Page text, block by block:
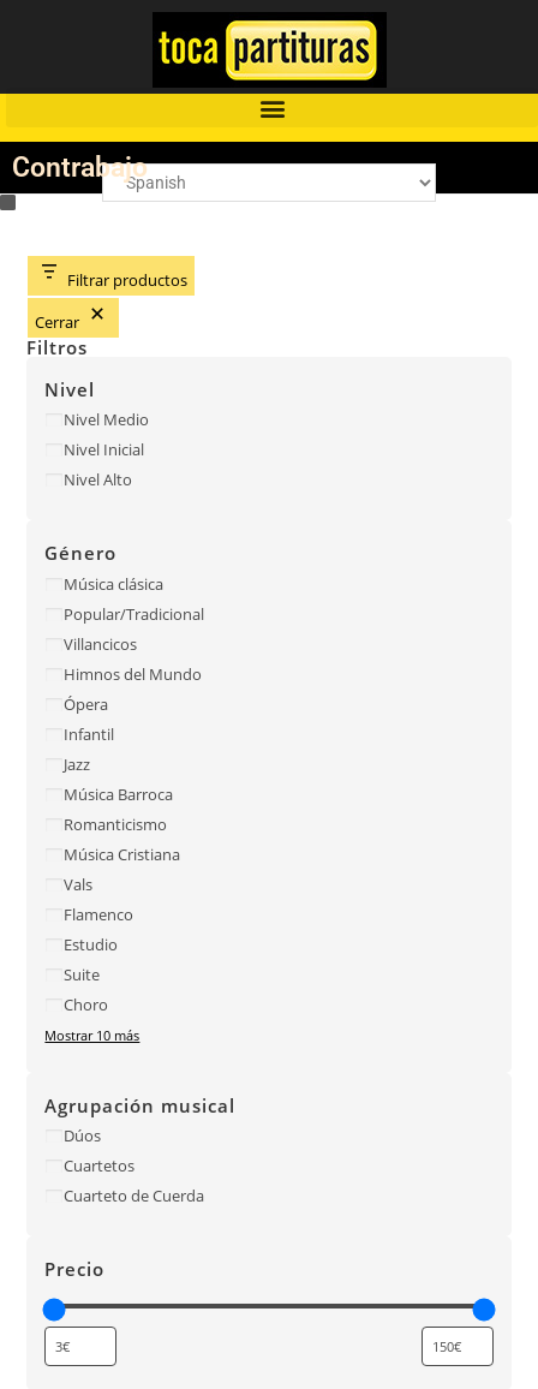
Contrabajo
Filtrar productos
Cerrar
Filtros
Nivel
Nivel Medio
Nivel Inicial
Nivel Alto
Género
Música clásica
Popular/Tradicional
Villancicos
Himnos del Mundo
Ópera
Infantil
Jazz
Música Barroca
Romanticismo
Música Cristiana
Vals
Flamenco
Estudio
Suite
Choro
Mostrar 10 más
Agrupación musical
Dúos
Cuartetos
Cuarteto de Cuerda
Precio